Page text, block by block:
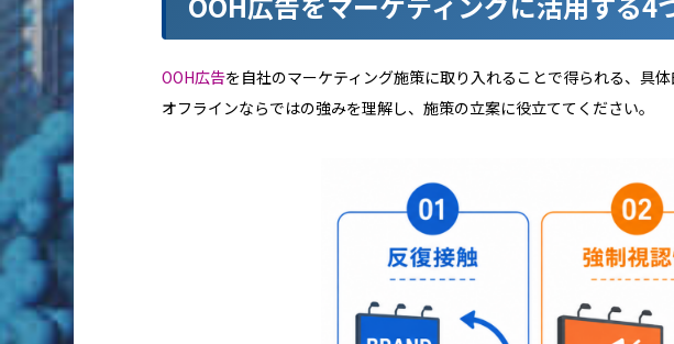
OOH広告を自社のマーケティング施策に取り入れることで得られる、具体
オフラインならではの強みを理解し、施策の立案に役立ててください。